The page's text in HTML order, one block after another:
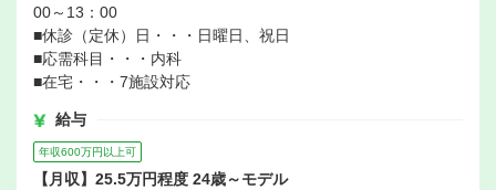
00～13：00
■休診（定休）日・・・日曜日、祝日
■応需科目・・・内科
■在宅・・・7施設対応
給与
年収600万円以上可
【月収】25.5万円程度 24歳～モデル